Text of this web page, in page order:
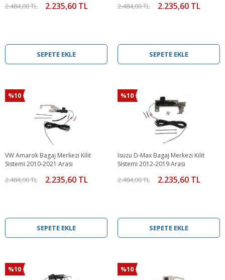
2.484,00 TL 2.235,60 TL
SEPETE EKLE
2.484,00 TL 2.235,60 TL
SEPETE EKLE
%10
VW Amarok Bagaj Merkezi Kilit
Sistemi 2010-2021 Arası
2.484,00 TL 2.235,60 TL
SEPETE EKLE
%10
Isuzu D-Max Bagaj Merkezi Kilit
Sistemi 2012-2019 Arası
2.484,00 TL 2.235,60 TL
SEPETE EKLE
%10 %10